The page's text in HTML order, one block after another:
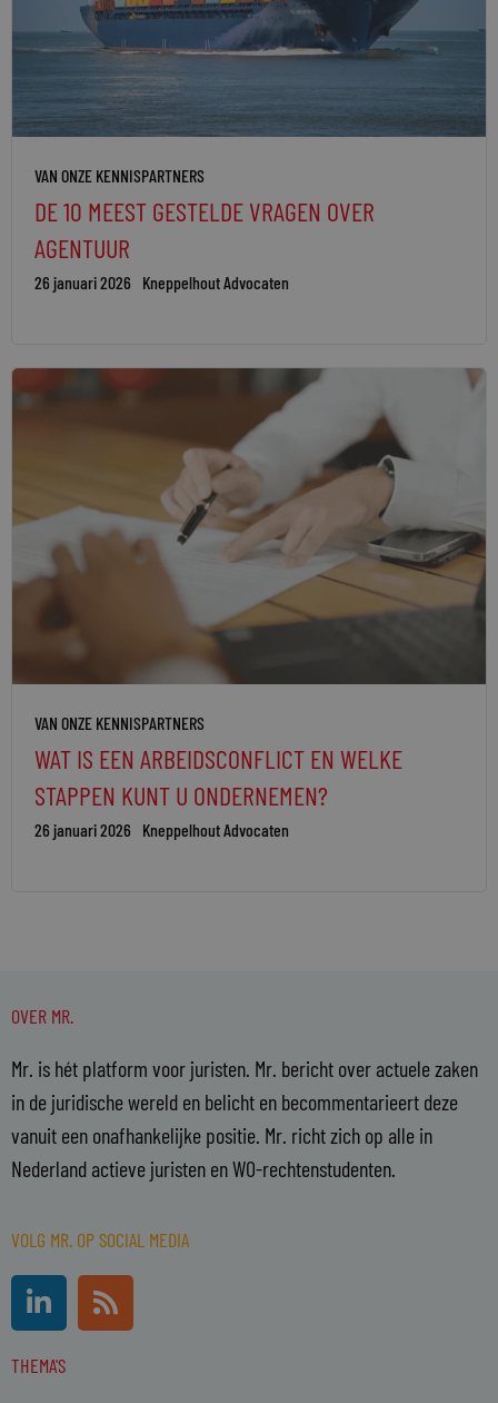
VAN ONZE KENNISPARTNERS
DE 10 MEEST GESTELDE VRAGEN OVER
AGENTUUR
26 januari 2026 Kneppelhout Advocaten
VAN ONZE KENNISPARTNERS
WAT IS EEN ARBEIDSCONFLICT EN WELKE
STAPPEN KUNT U ONDERNEMEN?
26 januari 2026 Kneppelhout Advocaten
OVER MR.
Mr. is hét platform voor juristen. Mr. bericht over actuele zaken
in de juridische wereld en belicht en becommentarieert deze
vanuit een onafhankelijke positie. Mr. richt zich op alle in
Nederland actieve juristen en WO-rechtenstudenten.
VOLG MR. OP SOCIAL MEDIA
L
i
n
k
R
s
s
THEMA'S